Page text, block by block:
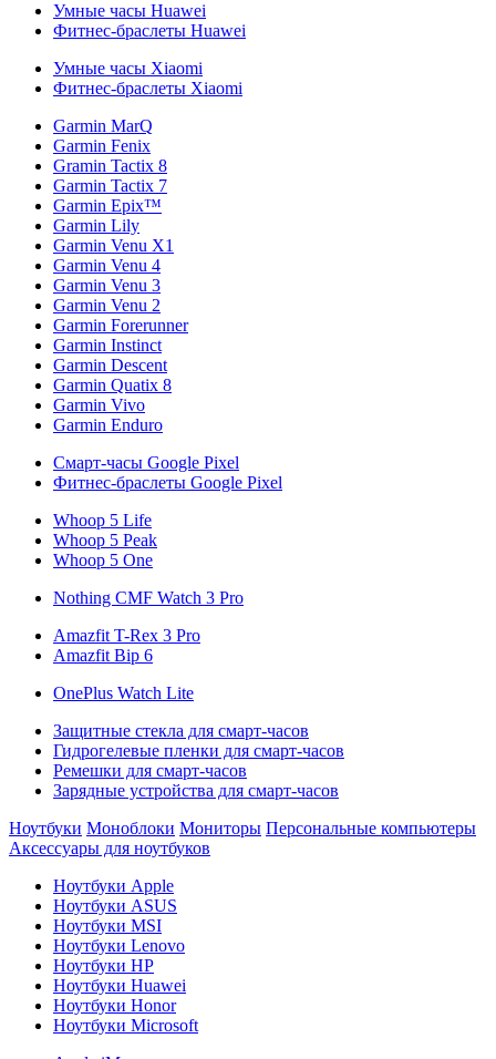
Умные часы Huawei
Фитнес-браслеты Huawei
Умные часы Xiaomi
Фитнес-браслеты Xiaomi
Garmin MarQ
Garmin Fenix
Gramin Tactix 8
Garmin Tactix 7
Garmin Epix™
Garmin Lily
Garmin Venu X1
Garmin Venu 4
Garmin Venu 3
Garmin Venu 2
Garmin Forerunner
Garmin Instinct
Garmin Descent
Garmin Quatix 8
Garmin Vivo
Garmin Enduro
Смарт-часы Google Pixel
Фитнес-браслеты Google Pixel
Whoop 5 Life
Whoop 5 Peak
Whoop 5 One
Nothing CMF Watch 3 Pro
Amazfit T-Rex 3 Pro
Amazfit Bip 6
OnePlus Watch Lite
Защитные стекла для смарт-часов
Гидрогелевые пленки для смарт-часов
Ремешки для смарт-часов
Зарядные устройства для смарт-часов
Ноутбуки Моноблоки Мониторы Персональные компьютеры
Аксессуары для ноутбуков
Ноутбуки Apple
Ноутбуки ASUS
Ноутбуки MSI
Ноутбуки Lenovo
Ноутбуки HP
Ноутбуки Huawei
Ноутбуки Honor
Ноутбуки Microsoft